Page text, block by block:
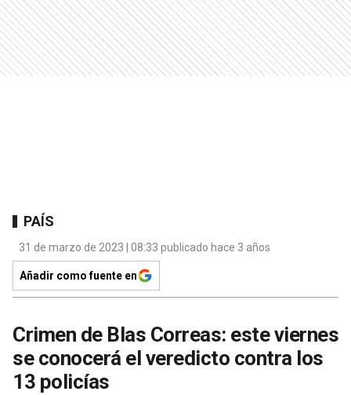
PAÍS
31 de marzo de 2023 | 08:33 publicado hace 3 años
Añadir como fuente en
Crimen de Blas Correas: este viernes
se conocerá el veredicto contra los
13 policías